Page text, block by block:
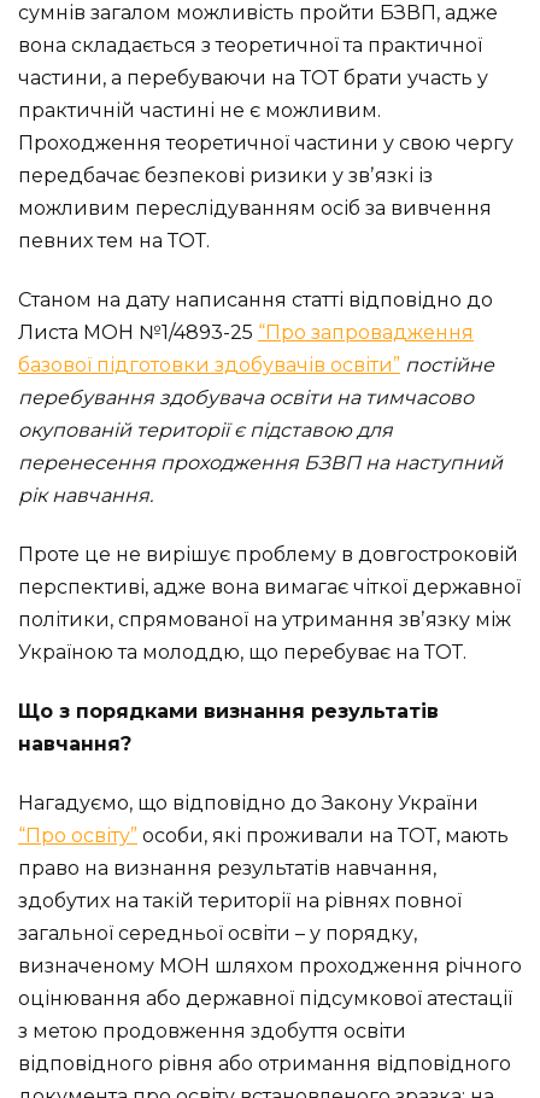
сумнів загалом можливість пройти БЗВП, адже
вона складається з теоретичної та практичної
частини, а перебуваючи на ТОТ брати участь у
практичній частині не є можливим.
Проходження теоретичної частини у свою чергу
передбачає безпекові ризики у звʼязкі із
можливим переслідуванням осіб за вивчення
певних тем на ТОТ.
Станом на дату написання статті відповідно до
Листа МОН №1/4893-25 “Про запровадження
базової підготовки здобувачів освіти” постійне
перебування здобувача освіти на тимчасово
окупованій території є підставою для
перенесення проходження БЗВП на наступний
рік навчання.
Проте це не вирішує проблему в довгостроковій
перспективі, адже вона вимагає чіткої державної
політики, спрямованої на утримання звʼязку між
Україною та молоддю, що перебуває на ТОТ.
Що з порядками визнання результатів
навчання?
Нагадуємо, що відповідно до Закону України
“Про освіту” особи, які проживали на ТОТ, мають
право на визнання результатів навчання,
здобутих на такій території на рівнях повної
загальної середньої освіти – у порядку,
визначеному МОН шляхом проходження річного
оцінювання або державної підсумкової атестації
з метою продовження здобуття освіти
відповідного рівня або отримання відповідного